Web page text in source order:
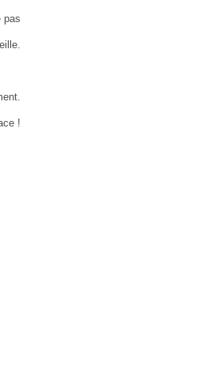
pas
!